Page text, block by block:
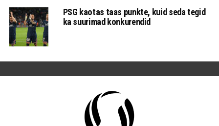
PSG kaotas taas punkte, kuid seda tegid
ka suurimad konkurendid